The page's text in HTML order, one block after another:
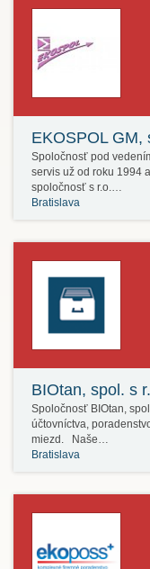
EKOSPOL GM,
Spoločnosť pod
servis už od roku 1994
spoločnosť s r.o.…
Bratislava
BIOtan, spol. s
Spoločnosť BIOtan,
účtovníctva,
miezd. Naše…
Bratislava